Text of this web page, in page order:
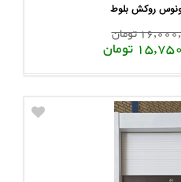
روکش بلوط